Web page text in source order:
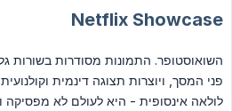
Netflix Showcase
השואוסטופר. התמונות מסודרות בשורות
פני המסך, ויוצרות תצוגה דינמית
לולאה אינסופית - היא לעולם לא מפסיקה